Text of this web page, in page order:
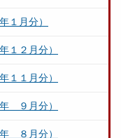
１月分）
１２月分）
１１月分）
９月分）
８月分）